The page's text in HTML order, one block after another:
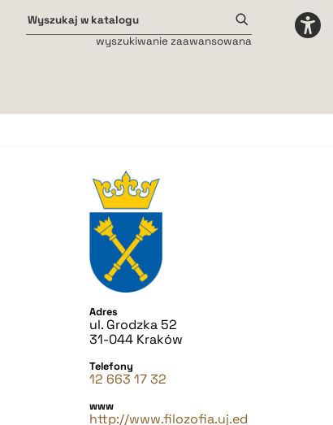
wyszukiwanie zaawansowana
małe średnie
Adres
ul. Grodzka 52
31-044 Kraków
Telefony
12 663 17 32
www
http://www.filozofia.uj.ed